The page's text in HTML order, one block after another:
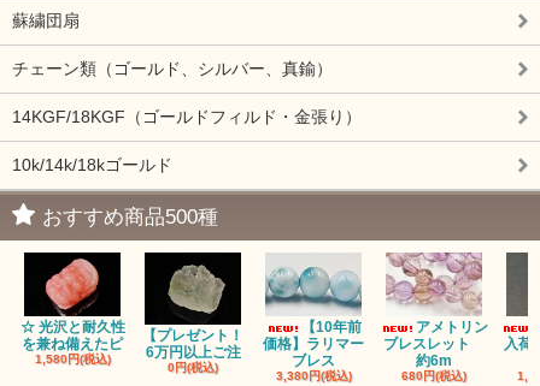
蘇繍団扇
チェーン類（ゴールド、シルバー、真鍮）
14KGF/18KGF（ゴールドフィルド・金張り）
10k/14k/18kゴールド
おすすめ商品500種
☆ 光沢と耐久性
を兼ね備えたピ
1,580円(税込)
【プレゼント！
6万円以上ご注
0円(税込)
【10年前
価格】ラリマー
ブレス
3,380円(税込)
アメトリン
ブレスレット
約6m
680円(税込)
入荷